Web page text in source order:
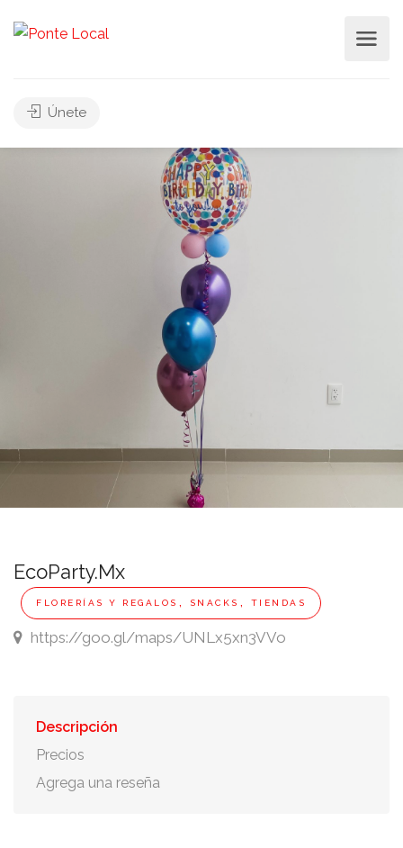
Únete
EcoParty.Mx
FLORERÍAS Y REGALOS , SNACKS , TIENDAS
https://goo.gl/maps/UNLx5xn3VVo
Descripción
Precios
Agrega una reseña